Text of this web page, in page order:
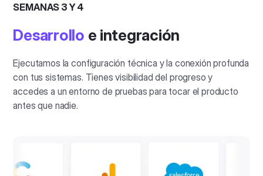
SEMANAS 3 Y 4
Desarrollo e integración
Ejecutamos la configuración técnica y la conexión profunda
con tus sistemas. Tienes visibilidad del progreso y
accedes a un entorno de pruebas para tocar el producto
antes que nadie.